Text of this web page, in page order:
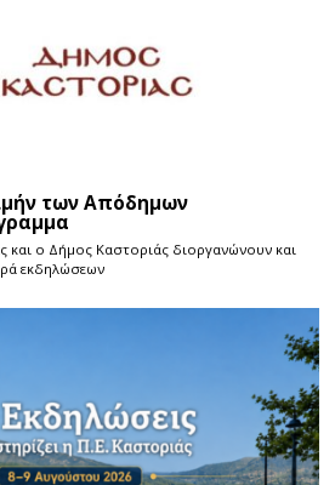
των Απόδημων
και ο Δήμος Καστοριάς διοργανώνουν και
εκδηλώσεων